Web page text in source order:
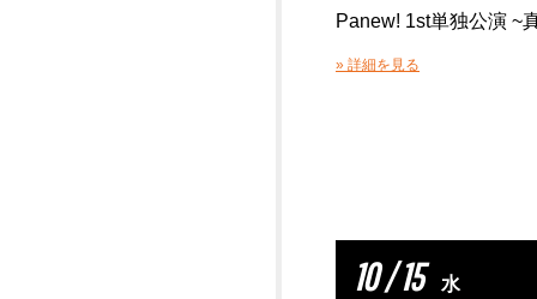
Panew! 1st単独公演 ~
» 詳細を見る
10 / 15 水